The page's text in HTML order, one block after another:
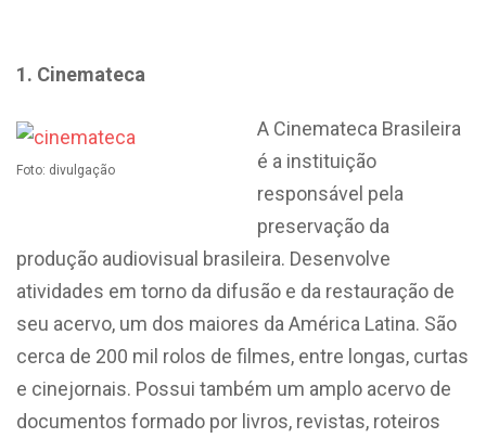
1. Cinemateca
Foto: divulgação
A Cinemateca Brasileira
é a instituição
responsável pela
preservação da
produção audiovisual brasileira. Desenvolve
atividades em torno da difusão e da restauração de
seu acervo, um dos maiores da América Latina. São
cerca de 200 mil rolos de filmes, entre longas, curtas
e cinejornais. Possui também um amplo acervo de
documentos formado por livros, revistas, roteiros